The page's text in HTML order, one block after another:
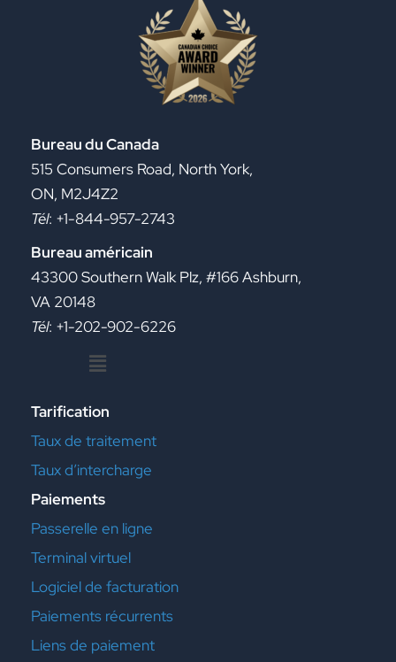
Bureau du Canada
515 Consumers Road, North York,
ON, M2J4Z2
Tél: +1-844-957-2743
Bureau américain
43300 Southern Walk Plz, #166 Ashburn,
VA 20148
Tél: +1-202-902-6226
Menu
Tarification
Taux de traitement
Taux d’intercharge
Paiements
Passerelle en ligne
Terminal virtuel
Logiciel de facturation
Paiements récurrents
Liens de paiement